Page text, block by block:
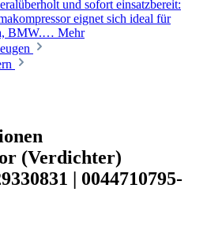
und sofort einsatzbereit:
eignet sich ideal für
BMW.… Mehr
(Verdichter)
| 0044710795-